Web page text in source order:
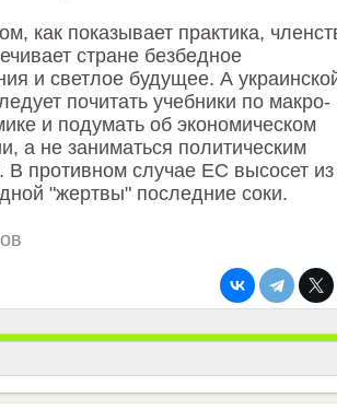
как показывает практика,
стране безбедное
и светлое будущее. А
почитать учебники по макро-
и подумать об экономическом
а не заниматься политическим
В противном случае ЕС высосет из
"жертвы" последние соки.